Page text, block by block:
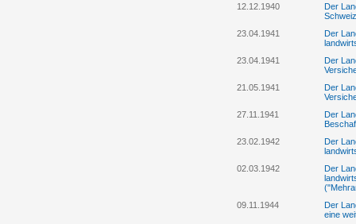
12.12.1940
Der
23.04.1941
Der
23.04.1941
Der
21.05.1941
Der
27.11.1941
Der
23.02.1942
Der
02.03.1942
Der
09.11.1944
Der
eine